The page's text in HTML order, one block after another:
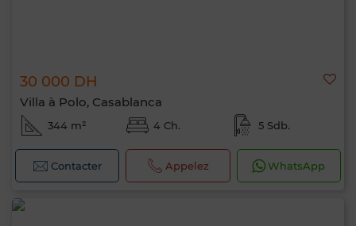
30 000 DH
Villa à Polo, Casablanca
344 m² 4 Ch. 5 Sdb.
Contacter Appelez WhatsApp